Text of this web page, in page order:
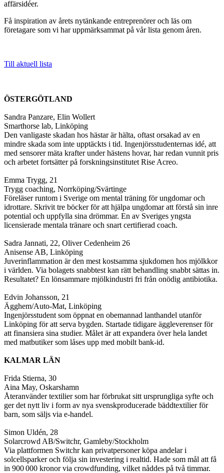
affärsidéer.
Få inspiration av årets nytänkande entreprenörer och läs om
företagare som vi har uppmärksammat på vår lista genom åren.
Till aktuell lista
ÖSTERGÖTLAND
Sandra Panzare, Elin Wollert
Smarthorse lab, Linköping
Den vanligaste skadan hos hästar är hälta, oftast orsakad av en
mindre skada som inte upptäckts i tid. Ingenjörsstudenternas idé, att
med sensorer mäta krafter under hästens hovar, har redan vunnit pris
och arbetet fortsätter på forskningsinstitutet Rise Acreo.
Emma Trygg, 21
Trygg coaching, Norrköping/Svärtinge
Föreläser runtom i Sverige om mental träning för ungdomar och
idrottare. Skrivit tre böcker för att hjälpa ungdomar att förstå sin inre
potential och uppfylla sina drömmar. En av Sveriges yngsta
licensierade mentala tränare och snart certifierad coach.
Sadra Jannati, 22, Oliver Cedenheim 26
Anisense AB, Linköping
Juverinflammation är den mest kostsamma sjukdomen hos mjölkkor
i världen. Via bolagets snabbtest kan rätt behandling snabbt sättas in.
Resultatet? En lönsammare mjölkindustri fri från onödig antibiotika.
Edvin Johansson, 21
Ägghem/Auto-Mat, Linköping
Ingenjörsstudent som öppnat en obemannad lanthandel utanför
Linköping för att serva bygden. Startade tidigare äggleverenser för
att finansiera sina studier. Målet är att expandera över hela landet
med matbutiker som låses upp med mobilt bank-id.
KALMAR LÄN
Frida Stierna, 30
Aina May, Oskarshamn
Återanvänder textilier som har förbrukat sitt ursprungliga syfte och
ger det nytt liv i form av nya svenskproducerade bäddtextilier för
barn, som säljs via e-handel.
Simon Uldén, 28
Solarcrowd AB/Switchr, Gamleby/Stockholm
Via plattformen Switchr kan privatpersoner köpa andelar i
solcellsparker och följa sin investering i realtid. Hade som mål att få
in 900 000 kronor via crowdfunding, vilket nåddes på två timmar.